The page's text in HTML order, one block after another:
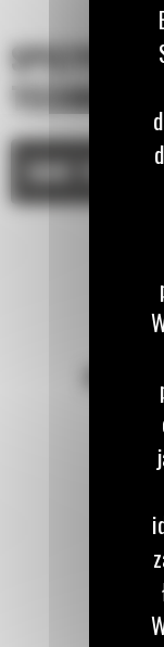
TECHNICZNA
DANE